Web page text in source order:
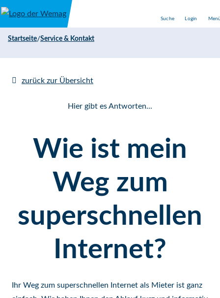
Direkt zum Inhalt
Suche Login
Startseite/Service & Kontakt
zurück zur Übersicht
Hier gibt es Antworten...
Wie ist mein
Weg zum
superschnellen
Internet?
Ihr Weg zum superschnellen Internet als Mieter ist ganz